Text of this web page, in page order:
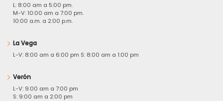
L: 8:00 am a 5:00 pm.
M-V: 10:00 am a 7:00 pm.
10:00 a.m. a 2:00 p.m.
La Vega
L-V: 8:00 am a 6:00 pm S: 8:00 am a 1:00 pm
Verón
L-V: 9:00 am a 7:00 pm
S: 9:00 am a 2:00 pm